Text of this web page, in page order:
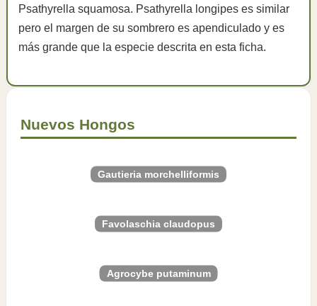
Psathyrella squamosa. Psathyrella longipes es similar
pero el margen de su sombrero es apendiculado y es
más grande que la especie descrita en esta ficha.
Nuevos Hongos
Gautieria morchelliformis
Favolaschia claudopus
Agrocybe putaminum